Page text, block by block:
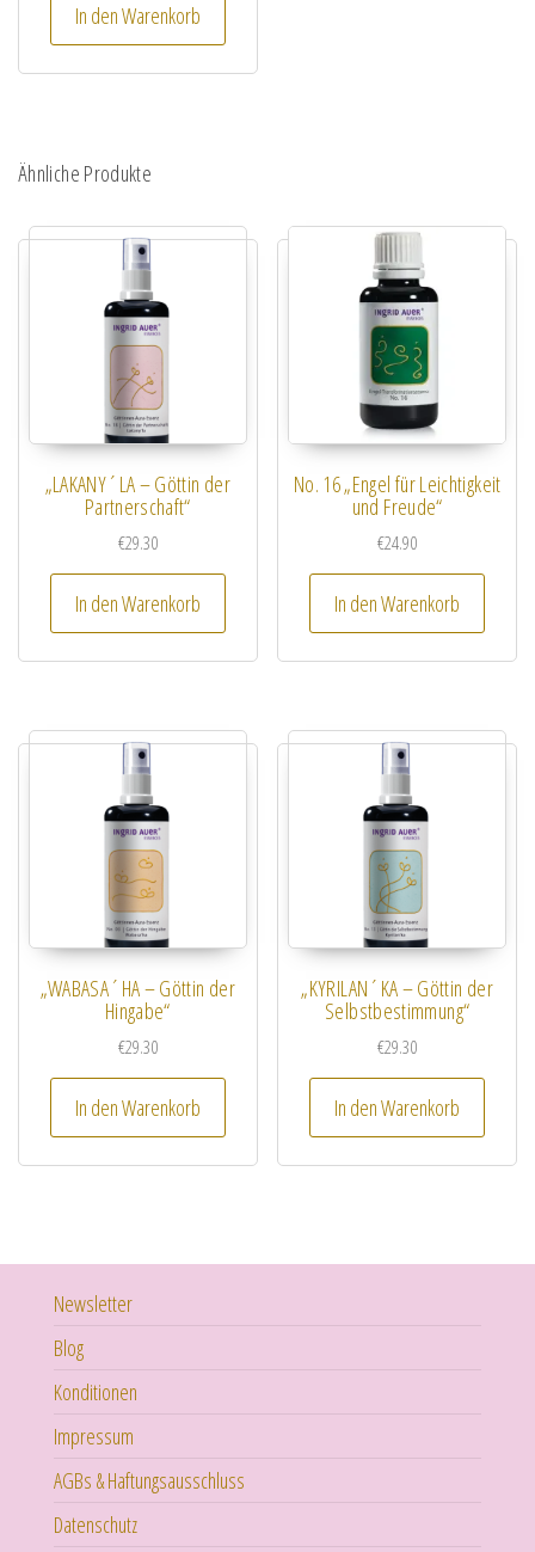
In den Warenkorb
Ähnliche Produkte
„LAKANY´LA – Göttin der
Partnerschaft“
€29.30
In den Warenkorb
No. 16 „Engel für Leichtigkeit
und Freude“
€24.90
In den Warenkorb
„WABASA´HA – Göttin der
Hingabe“
€29.30
In den Warenkorb
„KYRILAN´KA – Göttin der
Selbstbestimmung“
€29.30
In den Warenkorb
Newsletter
Blog
Konditionen
Impressum
AGBs & Haftungsausschluss
Datenschutz